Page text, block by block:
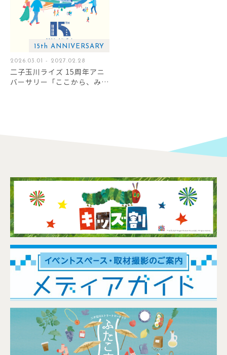
15th ANNIVERSARY
2026.03.01 - 2027.02.28
二子玉川ライズ 15周年アニ
バーサリー「ここから、みら